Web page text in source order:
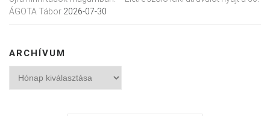
ÁGOTA Tábor 2026-07-30
ARCHÍVUM